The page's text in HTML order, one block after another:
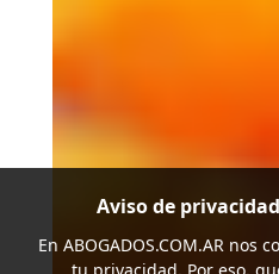
Aviso de
En ABOGADOS.COM.ARnos